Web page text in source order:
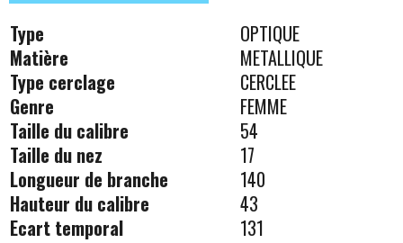
Type
OPTIQUE
Matière
METALLIQUE
Type cerclage
CERCLEE
Genre
FEMME
Taille du calibre
54
Taille du nez
17
Longueur de branche
140
Hauteur du calibre
43
Ecart temporal
131